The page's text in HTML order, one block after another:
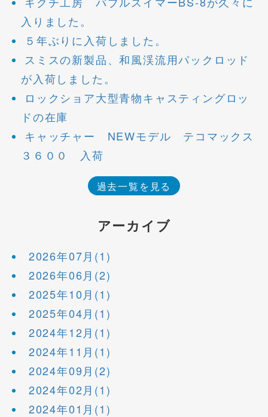
入りました。
５年ぶりに入荷しました。
スミスの新製品、和風渓流用パックロッド
が入荷しました。
ロックショア大型青物キャスティングロッ
ドの在庫
キャッチャー NEWモデル テコマックス
３６００ 入荷
過去一覧を見る
アーカイブ
2026年07月(1)
2026年06月(2)
2025年10月(1)
2025年04月(1)
2024年12月(1)
2024年11月(1)
2024年09月(2)
2024年02月(1)
2024年01月(1)